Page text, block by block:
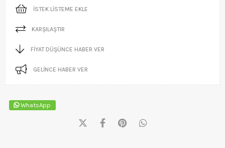
İSTEK LISTEME EKLE
KARŞILAŞTIR
FIYAT DÜŞÜNCE HABER VER
GELINCE HABER VER
WhatsApp